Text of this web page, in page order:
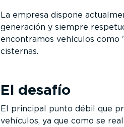
La empresa dispone
generación y siempre
encontramos vehículos como
cisternas.
El desafío
El principal punto débil que
vehículos, ya que como se